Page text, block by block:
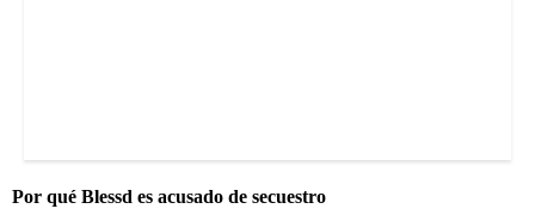
Por qué Blessd es acusado de secuestro